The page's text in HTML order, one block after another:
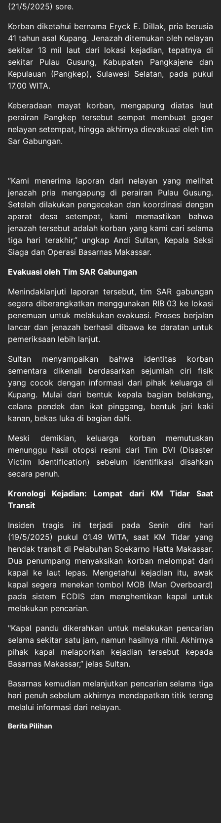
(21/5/2025) sore.
Korban diketahui bernama Eryck E. Dillak, pria berusia
41 tahun asal Kupang. Jenazah ditemukan oleh nelayan
sekitar 13 mil laut dari lokasi kejadian, tepatnya di
sekitar Pulau Gusung, Kabupaten Pangkajene dan
Kepulauan (Pangkep), Sulawesi Selatan, pada pukul
17.00 WITA.
Keberadaan mayat korban, mengapung diatas laut
perairan Pangkep tersebut sempat membuat geger
nelayan setempat, hingga akhirnya dievakuasi oleh tim
Sar Gabungan.
“Kami menerima laporan dari nelayan yang melihat
jenazah pria mengapung di perairan Pulau Gusung.
Setelah dilakukan pengecekan dan koordinasi dengan
aparat desa setempat, kami memastikan bahwa
jenazah tersebut adalah korban yang kami cari selama
tiga hari terakhir,” ungkap Andi Sultan, Kepala Seksi
Siaga dan Operasi Basarnas Makassar.
Evakuasi oleh Tim SAR Gabungan
Menindaklanjuti laporan tersebut, tim SAR gabungan
segera diberangkatkan menggunakan RIB 03 ke lokasi
penemuan untuk melakukan evakuasi. Proses berjalan
lancar dan jenazah berhasil dibawa ke daratan untuk
pemeriksaan lebih lanjut.
Sultan menyampaikan bahwa identitas korban
sementara dikenali berdasarkan sejumlah ciri fisik
yang cocok dengan informasi dari pihak keluarga di
Kupang. Mulai dari bentuk kepala bagian belakang,
celana pendek dan ikat pinggang, bentuk jari kaki
kanan, bekas luka di bagian dahi.
Meski demikian, keluarga korban memutuskan
menunggu hasil otopsi resmi dari Tim DVI (Disaster
Victim Identification) sebelum identifikasi disahkan
secara penuh.
Kronologi Kejadian: Lompat dari KM Tidar Saat
Transit
Insiden tragis ini terjadi pada Senin dini hari
(19/5/2025) pukul 01.49 WITA, saat KM Tidar yang
hendak transit di Pelabuhan Soekarno Hatta Makassar.
Dua penumpang menyaksikan korban melompat dari
kapal ke laut lepas. Mengetahui kejadian itu, awak
kapal segera menekan tombol MOB (Man Overboard)
pada sistem ECDIS dan menghentikan kapal untuk
melakukan pencarian.
"Kapal pandu dikerahkan untuk melakukan pencarian
selama sekitar satu jam, namun hasilnya nihil. Akhirnya
pihak kapal melaporkan kejadian tersebut kepada
Basarnas Makassar,” jelas Sultan.
Basarnas kemudian melanjutkan pencarian selama tiga
hari penuh sebelum akhirnya mendapatkan titik terang
melalui informasi dari nelayan.
Berita Pilihan